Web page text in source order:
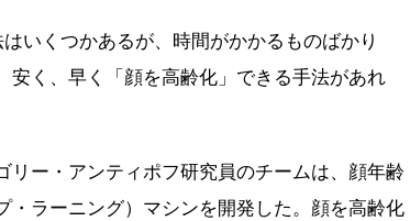
いくつかあるが、時間がかかるものばかり
安く、早く「顔を高齢化」できる手法があれ
リー・アンティポフ研究員のチームは、顔年齢
・ラーニング）マシンを開発した。顔を高齢化